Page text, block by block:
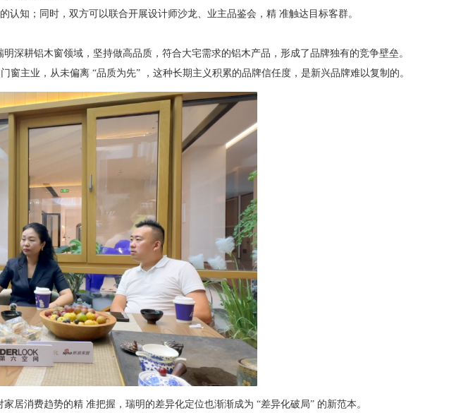
知；同时，双方可以联合开展设计师沙龙、业主品鉴会，精 准触达目标客群。
深耕铝木窗领域，坚持做高品质，符合大宅需求的铝木产品，形成了品牌独有的竞争壁垒。
主业，从未偏离 “品质为先” ，这种长期主义积累的品牌信任度，是新兴品牌难以复制的。
居消费趋势的精 准把握，瑞明的差异化定位也渐渐成为 “差异化破局” 的新范本。